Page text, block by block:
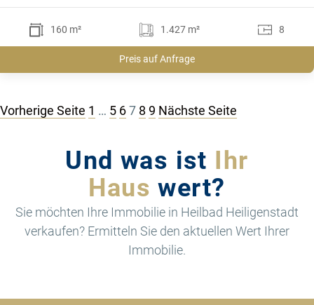
160 m² 1.427 m² 8
Preis auf Anfrage
Seitennummerierung
Beiträge
Vorherige Seite 1 … 5 67 8 9 Nächste Seite
Und was ist Ihr
Haus wert?
Sie möchten Ihre Immobilie in Heilbad Heiligenstadt
verkaufen? Ermitteln Sie den aktuellen Wert Ihrer
Immobilie.